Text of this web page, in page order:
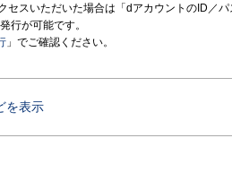
セスいただいた場合は「dアカウントのID／
行が可能です。
」でご確認ください。
を表示